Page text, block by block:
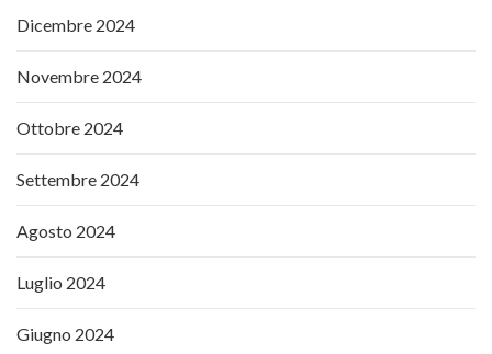
Dicembre 2024
Novembre 2024
Ottobre 2024
Settembre 2024
Agosto 2024
Luglio 2024
Giugno 2024